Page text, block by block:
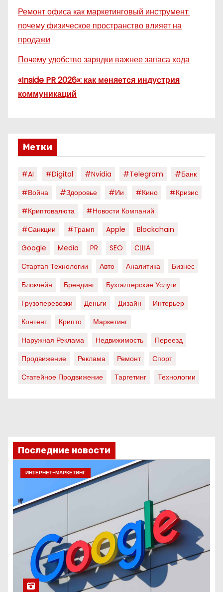
Ремонт офиса как маркетинговый инструмент:
почему физическое пространство влияет на
продажи
Почему удобство зарядки важнее запаса хода
«Inside PR 2026»: как меняется индустрия
коммуникаций
Метки
#AI #digital #nvidia #telegram
#банк
#война
#здоровье #ии #кино
#кризис
#криптовалюта
#новости Компаний
#санкции
#трамп Apple
Blockchain
Google
Media PR SEO
США
Стартап Технологии
Авто Аналитика
Бизнес
Блокчейн
Брендинг
Бухгалтерские Услуги
Грузоперевозки
Деньги Дизайн
Интерьер
Контент
Крипто
Маркетинг
Наружная Реклама
Недвижимость
Переезд
Продвижение
Реклама Ремонт
Спорт
Статейное Продвижение
Таргетинг Технологии
Последние новости
ИНТЕРНЕТ-МАРКЕТИНГ